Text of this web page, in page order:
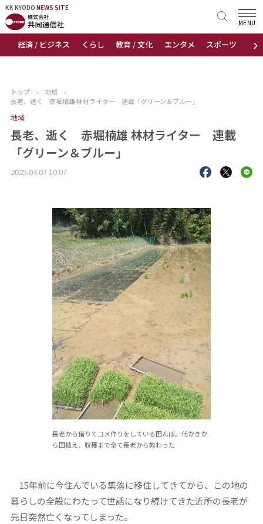
KK KYODO NEWS SITE
›
経済 / ビジネス くらし 教育 / 文化 エンタメ スポーツ 地域
MENU
KK KYODONEWS SITE
トップページ
ニュース
おすすめコンテンツ
出版物
トップ › 地域
›
長老、逝く 赤堀楠雄 林材ライター 連載「グリーン＆ブルー」
地域
長老、逝く 赤堀楠雄 林材ライター 連載
「グリーン＆ブルー」
2025.04.07 10:07
長老から借りてコメ作りをしている田んぼ。代かきか
ら田植え、収穫まで全て長老から教わった
15年前に今住んでいる集落に移住してきてから、この地の
暮らしの全般にわたって世話になり続けてきた近所の長老が
先日突然亡くなってしまった。